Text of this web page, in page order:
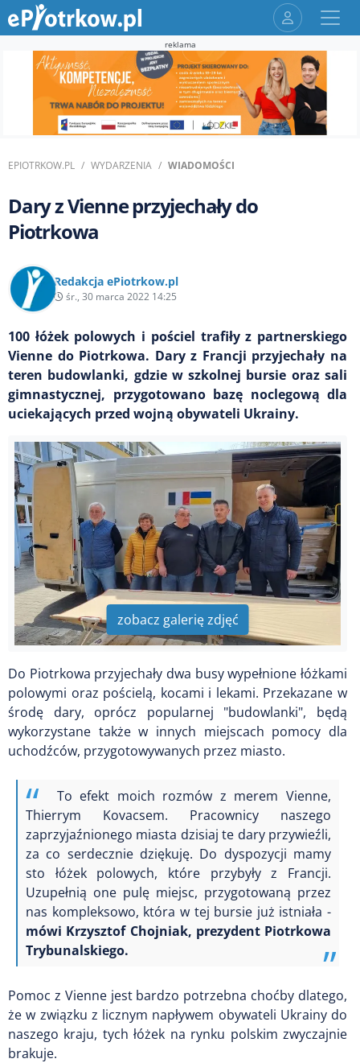
reklama
EPIOTRKOW.PL WYDARZENIA WIADOMOŚCI
Dary z Vienne przyjechały do
Piotrkowa
Redakcja ePiotrkow.pl
śr., 30 marca 2022 14:25
100 łóżek polowych i pościel trafiły z partnerskiego
Vienne do Piotrkowa. Dary z Francji przyjechały na
teren budowlanki, gdzie w szkolnej bursie oraz sali
gimnastycznej, przygotowano bazę noclegową dla
uciekających przed wojną obywateli Ukrainy.
zobacz galerię zdjęć
Do Piotrkowa przyjechały dwa busy wypełnione łóżkami
polowymi oraz pościelą, kocami i lekami. Przekazane w
środę dary, oprócz popularnej "budowlanki", będą
wykorzystane także w innych miejscach pomocy dla
uchodźców, przygotowywanych przez miasto.
To efekt moich rozmów z merem Vienne,
Thierrym Kovacsem. Pracownicy naszego
zaprzyjaźnionego miasta dzisiaj te dary przywieźli,
za co serdecznie dziękuję. Do dyspozycji mamy
sto łóżek polowych, które przybyły z Francji.
Uzupełnią one pulę miejsc, przygotowaną przez
nas kompleksowo, która w tej bursie już istniała -
mówi Krzysztof Chojniak, prezydent Piotrkowa
Trybunalskiego.
Pomoc z Vienne jest bardzo potrzebna choćby dlatego,
że w związku z licznym napływem obywateli Ukrainy do
naszego kraju, tych łóżek na rynku polskim zwyczajnie
brakuje.